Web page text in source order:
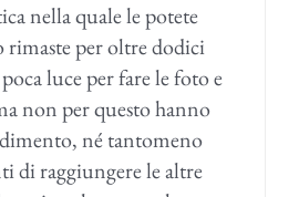
nella quale le potete
rimaste per oltre dodici
luce per fare le foto e
non per questo hanno
né tantomeno
di raggiungere le altre